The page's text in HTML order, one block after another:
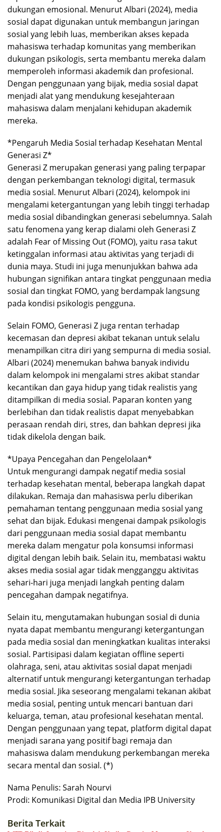
dukungan emosional. Menurut Albari (2024), media
sosial dapat digunakan untuk membangun jaringan
sosial yang lebih luas, memberikan akses kepada
mahasiswa terhadap komunitas yang memberikan
dukungan psikologis, serta membantu mereka dalam
memperoleh informasi akademik dan profesional.
Dengan penggunaan yang bijak, media sosial dapat
menjadi alat yang mendukung kesejahteraan
mahasiswa dalam menjalani kehidupan akademik
mereka.
*Pengaruh Media Sosial terhadap Kesehatan Mental
Generasi Z*
Generasi Z merupakan generasi yang paling terpapar
dengan perkembangan teknologi digital, termasuk
media sosial. Menurut Albari (2024), kelompok ini
mengalami ketergantungan yang lebih tinggi terhadap
media sosial dibandingkan generasi sebelumnya. Salah
satu fenomena yang kerap dialami oleh Generasi Z
adalah Fear of Missing Out (FOMO), yaitu rasa takut
ketinggalan informasi atau aktivitas yang terjadi di
dunia maya. Studi ini juga menunjukkan bahwa ada
hubungan signifikan antara tingkat penggunaan media
sosial dan tingkat FOMO, yang berdampak langsung
pada kondisi psikologis pengguna.
Selain FOMO, Generasi Z juga rentan terhadap
kecemasan dan depresi akibat tekanan untuk selalu
menampilkan citra diri yang sempurna di media sosial.
Albari (2024) menemukan bahwa banyak individu
dalam kelompok ini mengalami stres akibat standar
kecantikan dan gaya hidup yang tidak realistis yang
ditampilkan di media sosial. Paparan konten yang
berlebihan dan tidak realistis dapat menyebabkan
perasaan rendah diri, stres, dan bahkan depresi jika
tidak dikelola dengan baik.
*Upaya Pencegahan dan Pengelolaan*
Untuk mengurangi dampak negatif media sosial
terhadap kesehatan mental, beberapa langkah dapat
dilakukan. Remaja dan mahasiswa perlu diberikan
pemahaman tentang penggunaan media sosial yang
sehat dan bijak. Edukasi mengenai dampak psikologis
dari penggunaan media sosial dapat membantu
mereka dalam mengatur pola konsumsi informasi
digital dengan lebih baik. Selain itu, membatasi waktu
akses media sosial agar tidak mengganggu aktivitas
sehari-hari juga menjadi langkah penting dalam
pencegahan dampak negatifnya.
Selain itu, mengutamakan hubungan sosial di dunia
nyata dapat membantu mengurangi ketergantungan
pada media sosial dan meningkatkan kualitas interaksi
sosial. Partisipasi dalam kegiatan offline seperti
olahraga, seni, atau aktivitas sosial dapat menjadi
alternatif untuk mengurangi ketergantungan terhadap
media sosial. Jika seseorang mengalami tekanan akibat
media sosial, penting untuk mencari bantuan dari
keluarga, teman, atau profesional kesehatan mental.
Dengan penggunaan yang tepat, platform digital dapat
menjadi sarana yang positif bagi remaja dan
mahasiswa dalam mendukung perkembangan mereka
secara mental dan sosial. (*)
Nama Penulis: Sarah Nourvi
Prodi: Komunikasi Digital dan Media IPB University
Berita Terkait